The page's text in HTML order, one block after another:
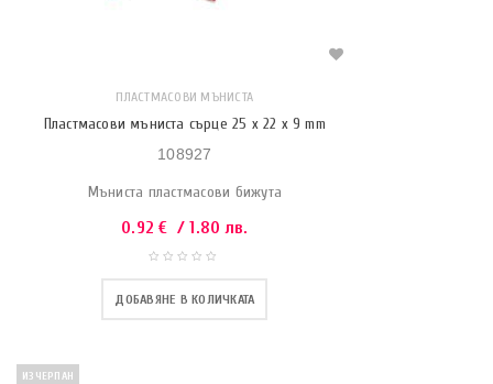
ПЛАСТМАСОВИ МЪНИСТА
Пластмасови мъниста сърце 25 x 22 x 9 mm
108927
Мъниста пластмасови бижута
0.92€ / 1.80 лв.
ДОБАВЯНЕ В КОЛИЧКАТА
ИЗЧЕРПАН